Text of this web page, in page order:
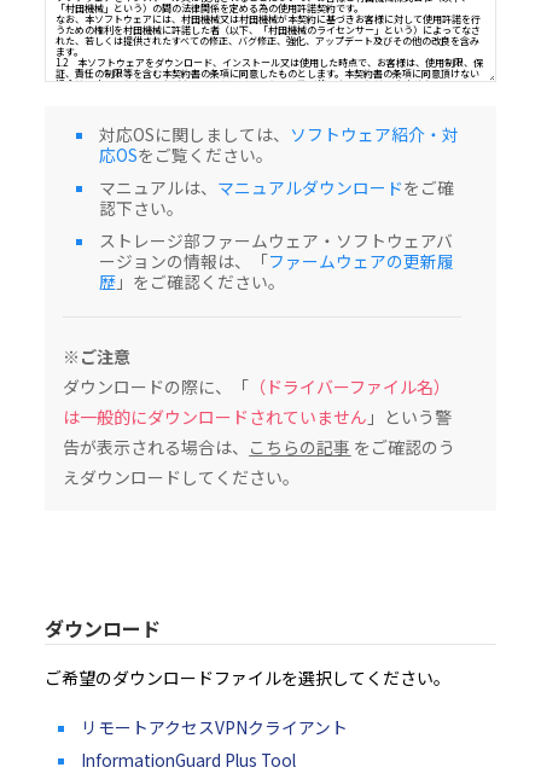
ソフトウェア（以下、「本ソフトウェア」という）使用許諾契
重要：本ソフトウェアをインストール又はご使用になる前に、本契約書を必ずお読み
１．契約の目的
様（法人又は個人のいずれであるかを問いません。お客様が所属される企業又は団体
フトウェアをインストールする場合、お客様とはその所属される企業又は団体を指し
ソフトウェアをインストール又は使用されることについて、お客様と村田機械株式会
「村田機械」という）の間の法律関係を定める為の使用許諾契約です。
なお、本ソフトウェアには、村田機械又は村田機械が本契約に基づきお客様に対して
うための権利を村田機械に許諾した者（以下、「村田機械のライセンサー」という）
れた、若しくは提供されたすべての修正、バグ修正、強化、アップデート及びその他
ます。
1.2 本ソフトウェアをダウンロード、インストール又は使用した時点で、お客様は、
証、責任の制限等を含む本契約書の条項に同意したものとします。本契約書の条項に
場合は、本ソフトウェアをダウンロード、インストール及び使用することはできませ
２．知的財産権及び所有権
３．ライセンス許諾
び通信機器の機能を少なくとも一つを備えた機器（以下、「本製品」という）を、本
許諾するものとします。（本条項の目的上、欧州経済地域は「国」として扱われるも
４．制限
4.1 お客様は、本契約書の条項に従って本ソフトウェアを使用するものとします。
4.2 お客様は、インストールガイド、製品マニュアル、「ReadMe」ファイル等の補
された、又は別の方法で伝えられた、技術説明、制限事項、注意点に従って本ソフト
５．禁止事項
コンパイル又は逆アセンブルしてはなりません。
5.2 お客様は、いかなる第三者に対しても、記録媒体、通信回線、又はその他の方法
5.3 お客様は、本条項のいずれかの規定に違反して村田機械に損害を生じせしめた場
を賠償しなければなりません。
６．保証及び責任の制限
対応OSに関しましては、 ソフトウェア紹介・対
応OSをご覧ください。
マニュアルは、 マニュアルダウンロードをご確
認下さい。
ストレージ部ファームウェア・ソフトウェアバ
ージョンの情報は、「ファームウェアの更新履
歴 」をご確認ください。
※ご注意
ダウンロードの際に、「 （ドライバーファイル名）
は一般的にダウンロードされていません 」という警
告が表示される場合は、 こちらの記事 をご確認のう
えダウンロードしてください。
ダウンロード
ご希望のダウンロードファイルを選択してください。
リモートアクセスVPNクライアント
InformationGuard Plus Tool